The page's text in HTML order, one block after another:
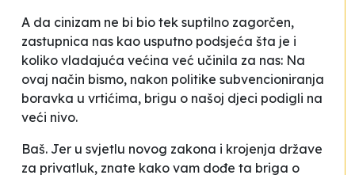
A da cinizam ne bi bio tek suptilno zagorčen,
zastupnica nas kao usputno podsjeća šta je i
koliko vladajuća većina već učinila za nas: Na
ovaj način bismo, nakon politike subvencioniranja
boravka u vrtićima, brigu o našoj djeci podigli na
veći nivo.
Baš. Jer u svjetlu novog zakona i krojenja države
za privatluk, znate kako vam dođe ta briga o